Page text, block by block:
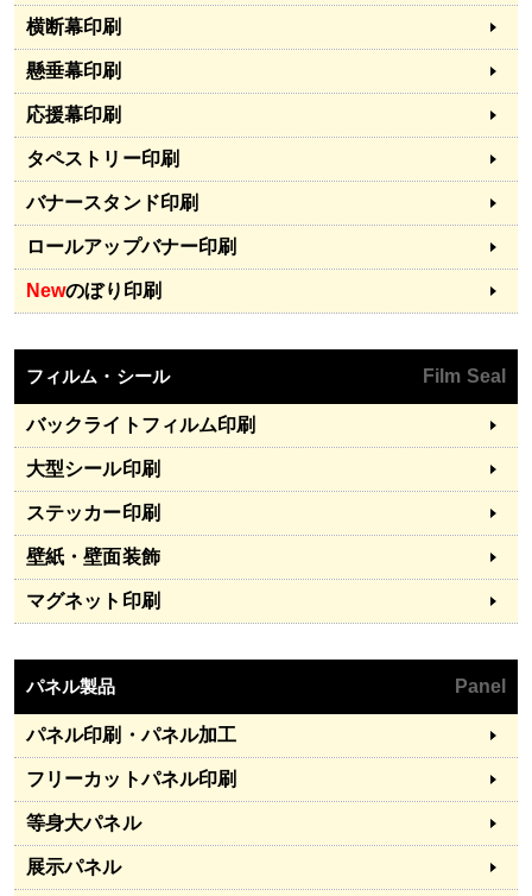
横断幕印刷
懸垂幕印刷
応援幕印刷
タペストリー印刷
バナースタンド印刷
ロールアップバナー印刷
Newのぼり印刷
フィルム・シール Film Seal
バックライトフィルム印刷
大型シール印刷
ステッカー印刷
壁紙・壁面装飾
マグネット印刷
パネル製品 Panel
パネル印刷・パネル加工
フリーカットパネル印刷
等身大パネル
展示パネル